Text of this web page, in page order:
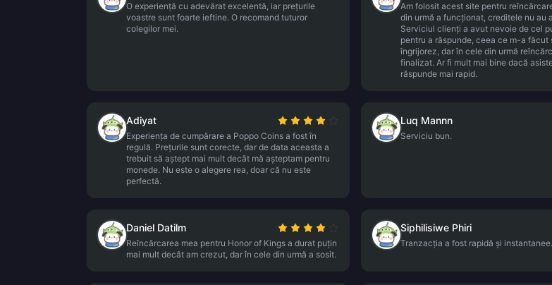
O experiență cu adevărat excelentă, iar prețurile
voastre sunt foarte ieftine. O recomand tuturor
colegilor mei.
Am folosit acest site pentru
din urmă a funcționat, creditele nu au
Serviciul clienți a avut nevoie de cel
pentru a răspunde, ceea ce m-a făcut
îngrijorez, dar în cele din urmă
finalizat. Ar fi mult mai bine dacă
răspunde mai rapid.
Adiyat
Experiența de cumpărare a Poppo Coins a fost în
regulă. Prețurile sunt corecte, dar de data aceasta a
trebuit să aștept mai mult decât mă așteptam pentru
monede. Nu este o alegere rea, doar că nu este
perfectă.
Luq Mannn
Serviciu bun.
Daniel Datilm
Reîncărcarea mea pentru Honor of Kings a durat puțin
mai mult decât am crezut, dar în cele din urmă a sosit.
Siphilisiwe Phiri
Tranzacția a fost rapidă și instantanee.